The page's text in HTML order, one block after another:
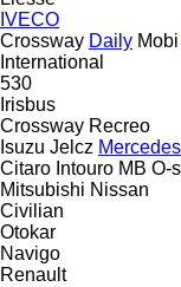
IVECO
Crossway Daily Mobi
International
530
Irisbus
Crossway Recreo
Isuzu Jelcz
Citaro Intouro MB O-
Mitsubishi Nissan
Civilian
Otokar
Navigo
Renault